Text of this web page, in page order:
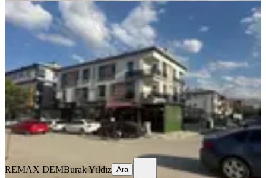
MANZARALI
%9
Remax Dem'den Merkezi Konumda
Eşyalı Kiralık 1+1 Daire
Merkez, İnönü Mahallesi
1+1
65 m²·1. Kat·17.07.2026
20.000 ₺ 22.000 ₺
REMAX DEMBurak Yıldız
REMAX DEMBurak Yıldız Ara